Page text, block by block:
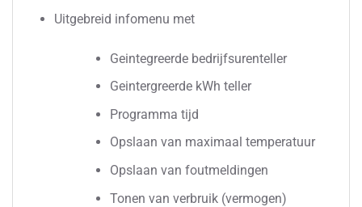
Uitgebreid infomenu met
Geintegreerde bedrijfsurenteller
Geintergreerde kWh teller
Programma tijd
Opslaan van maximaal temperatuur
Opslaan van foutmeldingen
Tonen van verbruik (vermogen)